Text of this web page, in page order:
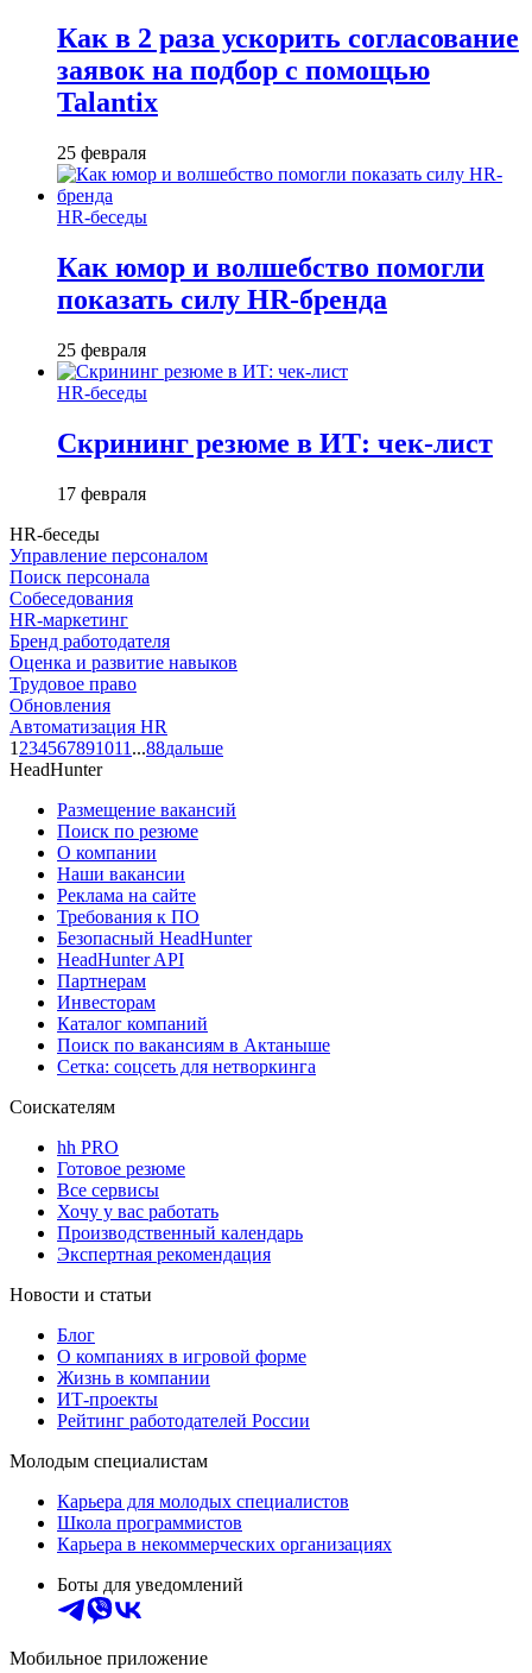
Как в 2 раза ускорить согласование
заявок на подбор с помощью
Talantix
25 февраля
HR-беседы
Как юмор и волшебство помогли
показать силу HR-бренда
25 февраля
HR-беседы
Скрининг резюме в ИТ: чек-лист
17 февраля
HR-беседы
Управление персоналом
Поиск персонала
Собеседования
HR-маркетинг
Бренд работодателя
Оценка и развитие навыков
Трудовое право
Обновления
Автоматизация HR
1 234567891011 ...88дальше
HeadHunter
Размещение вакансий
Поиск по резюме
О компании
Наши вакансии
Реклама на сайте
Требования к ПО
Безопасный HeadHunter
HeadHunter API
Партнерам
Инвесторам
Каталог компаний
Поиск по вакансиям в Актаныше
Сетка: соцсеть для нетворкинга
Соискателям
hh PRO
Готовое резюме
Все сервисы
Хочу у вас работать
Производственный календарь
Экспертная рекомендация
Новости и статьи
Блог
О компаниях в игровой форме
Жизнь в компании
ИТ-проекты
Рейтинг работодателей России
Молодым специалистам
Карьера для молодых специалистов
Школа программистов
Карьера в некоммерческих организациях
Боты для уведомлений
Мобильное приложение